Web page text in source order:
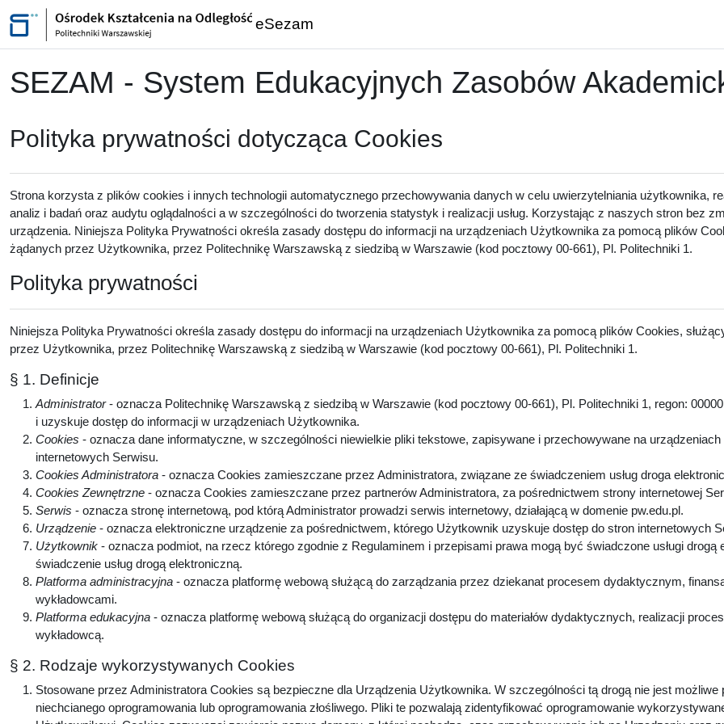
Przejdź do głównej zawartości
eSezam
SEZAM - System Edukacyjnych Zasobów
Polityka prywatności dotycząca Cookies
Strona korzysta z plików cookies i innych technologii automatycznego przechowywania danych w celu uwierzytelniania użytkownika,
analiz i badań oraz audytu oglądalności a w szczególności do tworzenia statystyk i realizacji usług. Korzystając z naszych stron bez
urządzenia. Niniejsza Polityka Prywatności określa zasady dostępu do informacji na urządzeniach Użytkownika za pomocą plików
żądanych przez Użytkownika, przez Politechnikę Warszawską z siedzibą w Warszawie (kod pocztowy 00-661), Pl. Politechniki 1.
Polityka prywatności
Niniejsza Polityka Prywatności określa zasady dostępu do informacji na urządzeniach Użytkownika za pomocą plików Cookies,
przez Użytkownika, przez Politechnikę Warszawską z siedzibą w Warszawie (kod pocztowy 00-661), Pl. Politechniki 1.
§ 1. Definicje
Administrator- oznacza Politechnikę Warszawską z siedzibą w Warszawie (kod pocztowy 00-661), Pl. Politechniki 1, regon:
i uzyskuje dostęp do informacji w urządzeniach Użytkownika.
Cookies - oznacza dane informatyczne, w szczególności niewielkie pliki tekstowe, zapisywane i przechowywane na
internetowych Serwisu.
Cookies Administratora - oznacza Cookies zamieszczane przez Administratora, związane ze świadczeniem usług droga
Cookies Zewnętrzne - oznacza Cookies zamieszczane przez partnerów Administratora, za pośrednictwem strony internetowej
Serwis - oznacza stronę internetową, pod którą Administrator prowadzi serwis internetowy, działającą w domenie pw.edu.pl.
Urządzenie - oznacza elektroniczne urządzenie za pośrednictwem, którego Użytkownik uzyskuje dostęp do stron internetowych
Użytkownik - oznacza podmiot, na rzecz którego zgodnie z Regulaminem i przepisami prawa mogą być świadczone usługi
świadczenie usług drogą elektroniczną.
Platforma administracyjna - oznacza platformę webową służącą do zarządzania przez dziekanat procesem dydaktycznym,
wykładowcami.
Platforma edukacyjna - oznacza platformę webową służącą do organizacji dostępu do materiałów dydaktycznych, realizacji
wykładowcą.
§ 2. Rodzaje wykorzystywanych Cookies
Stosowane przez Administratora Cookies są bezpieczne dla Urządzenia Użytkownika. W szczególności tą drogą nie jest
niechcianego oprogramowania lub oprogramowania złośliwego. Pliki te pozwalają zidentyfikować oprogramowanie